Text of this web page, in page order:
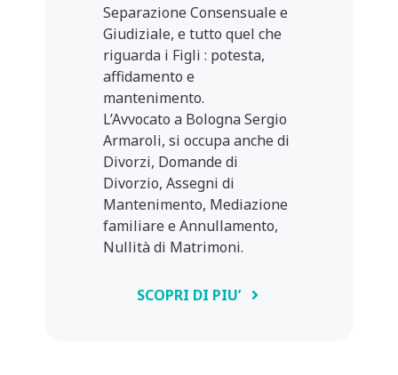
Separazione Consensuale e
Giudiziale, e tutto quel che
riguarda i Figli : potesta,
affidamento e
mantenimento.
L’Avvocato a Bologna Sergio
Armaroli, si occupa anche di
Divorzi, Domande di
Divorzio, Assegni di
Mantenimento, Mediazione
familiare e Annullamento,
Nullità di Matrimoni.
SCOPRI DI PIU’